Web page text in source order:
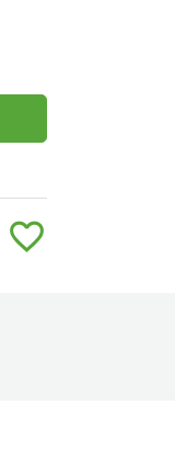
favorite_border